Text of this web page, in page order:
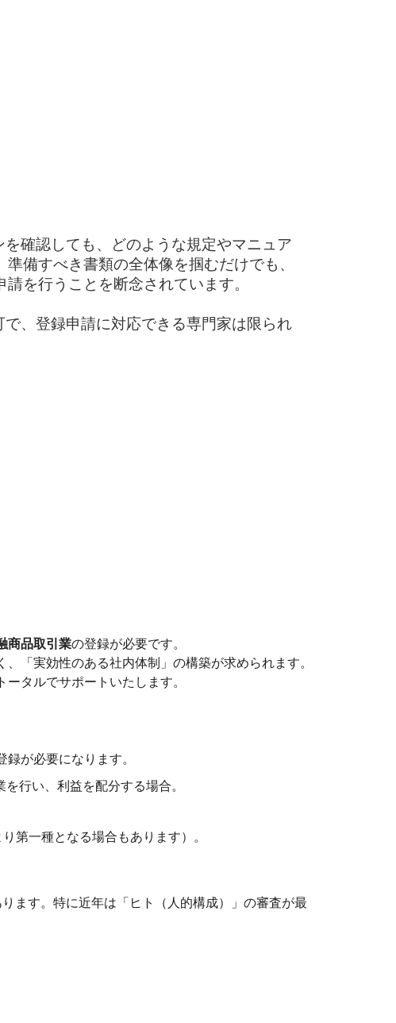
確認しても、どのような規定やマニュア
備すべき書類の全体像を掴むだけでも、
を行うことを断念されています。
、登録申請に対応できる専門家は限られ
商品取引業の登録が必要です。
「実効性のある社内体制」の構築が求められます。
タルでサポートいたします。
が必要になります。
行い、利益を配分する場合。
第一種となる場合もあります）。
ます。特に近年は「ヒト（人的構成）」の審査が最